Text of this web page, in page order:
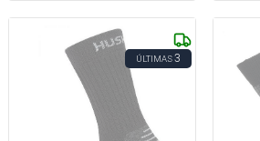
ÚLTIMAS3